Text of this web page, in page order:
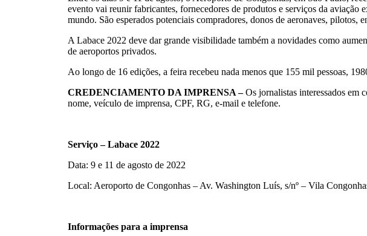
evento vai reunir fabricantes, fornecedores de produtos e serviços da
mundo. São esperados potenciais compradores, donos de aeronaves, pilotos,
A Labace 2022 deve dar grande visibilidade também a novidades como
de aeroportos privados.
Ao longo de 16 edições, a feira recebeu nada menos que 155 mil pessoas,
CREDENCIAMENTO DA IMPRENSA –Os jornalistas interessados em
nome, veículo de imprensa, CPF, RG, e-mail e telefone.
Serviço – Labace 2022
Data: 9 e 11 de agosto de 2022
Local: Aeroporto de Congonhas – Av. Washington Luís, s/nº – Vila
Informações para a imprensa